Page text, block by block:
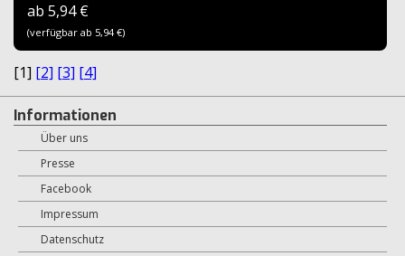
ab 5,94 €
(verfügbar ab 5,94 €)
[1] [2] [3] [4]
Informationen
Über uns
Presse
Facebook
Impressum
Datenschutz